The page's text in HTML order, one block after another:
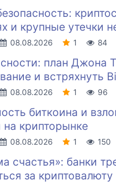
и крупные утечки
08.08.2026 1 84
план Джона
и встряхнуть
08.08.2026 1 96
биткоина и
на крипторынке
08.08.2026 1 150
счастья»: банки
за криптовалюту